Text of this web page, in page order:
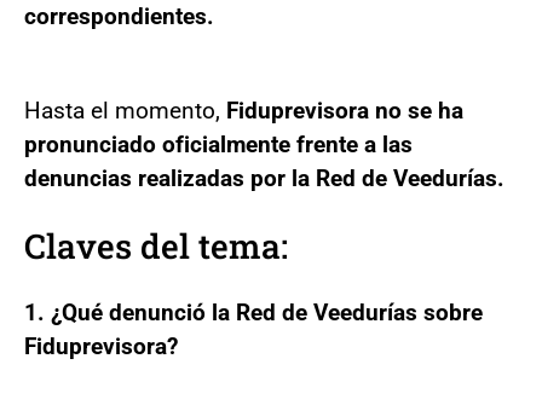
correspondientes.
Hasta el momento, Fiduprevisora no se ha
pronunciado oficialmente frente a las
denuncias realizadas por la Red de Veedurías.
Claves del tema:
1. ¿Qué denunció la Red de Veedurías sobre
Fiduprevisora?